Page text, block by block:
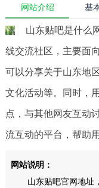
网站介绍 基
山东贴吧是什么
线交流社区，主要面
可以分享关于山东地
文化活动等。同时，
点，与其他网友互动
流互动的平台，帮助
网站说明：
山东贴吧官网地址，